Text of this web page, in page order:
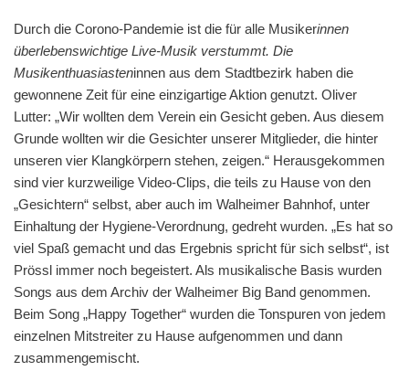
Durch die Corono-Pandemie ist die für alle Musikerinnen
überlebenswichtige Live-Musik verstummt. Die
Musikenthuasiasteninnen aus dem Stadtbezirk haben die
gewonnene Zeit für eine einzigartige Aktion genutzt. Oliver
Lutter: „Wir wollten dem Verein ein Gesicht geben. Aus diesem
Grunde wollten wir die Gesichter unserer Mitglieder, die hinter
unseren vier Klangkörpern stehen, zeigen.“ Herausgekommen
sind vier kurzweilige Video-Clips, die teils zu Hause von den
„Gesichtern“ selbst, aber auch im Walheimer Bahnhof, unter
Einhaltung der Hygiene-Verordnung, gedreht wurden. „Es hat so
viel Spaß gemacht und das Ergebnis spricht für sich selbst“, ist
Prössl immer noch begeistert. Als musikalische Basis wurden
Songs aus dem Archiv der Walheimer Big Band genommen.
Beim Song „Happy Together“ wurden die Tonspuren von jedem
einzelnen Mitstreiter zu Hause aufgenommen und dann
zusammengemischt.